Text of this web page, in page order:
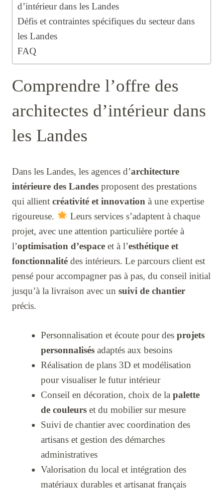
d’intérieur dans les Landes
Défis et contraintes spécifiques du secteur dans
les Landes
FAQ
Comprendre l’offre des
architectes d’intérieur dans
les Landes
Dans les Landes, les agences d’architecture
intérieure des Landes proposent des prestations
qui allient créativité et innovation à une expertise
rigoureuse.
Leurs services s’adaptent à chaque
projet, avec une attention particulière portée à
l’optimisation d’espace et à l’esthétique et
fonctionnalité des intérieurs. Le parcours client est
pensé pour accompagner pas à pas, du conseil initial
jusqu’à la livraison avec un suivi de chantier
précis.
Personnalisation et écoute pour des projets
personnalisésadaptés aux besoins
Réalisation de plans 3D et modélisation
pour visualiser le futur intérieur
Conseil en décoration, choix de la palette
de couleurset du mobilier sur mesure
Suivi de chantier avec coordination des
artisans et gestion des démarches
administratives
Valorisation du local et intégration des
matériaux durables et artisanat français